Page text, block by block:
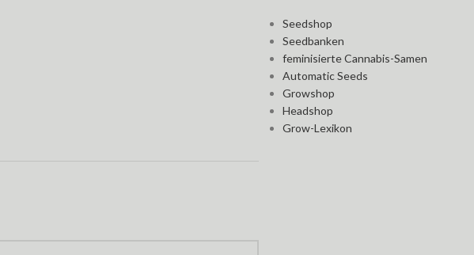
Seedshop
Seedbanken
feminisierte Cannabis-Samen
Automatic Seeds
Growshop
Headshop
Grow-Lexikon